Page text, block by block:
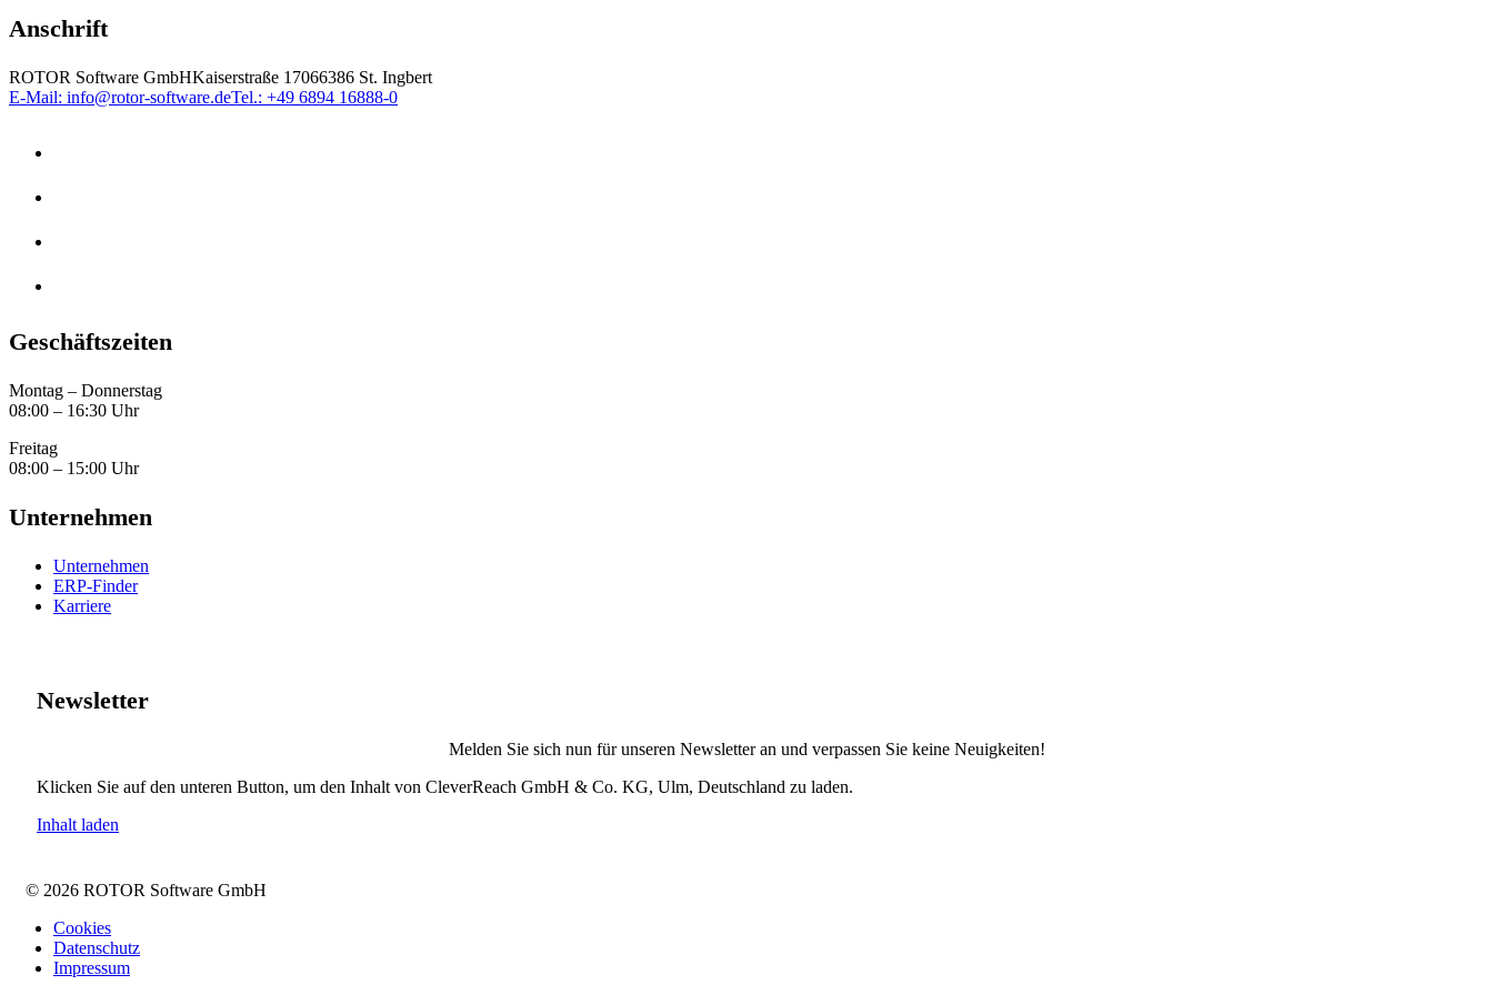
Anschrift
ROTOR Software GmbHKaiserstraße 17066386 St. Ingbert
E-Mail: info@rotor-software.deTel.: +49 6894 16888-0
Geschäftszeiten
Montag – Donnerstag
08:00 – 16:30 Uhr
Freitag
08:00 – 15:00 Uhr
Unternehmen
Unternehmen
ERP-Finder
Karriere
Newsletter
Melden Sie sich nun für unseren Newsletter an und verpassen Sie keine Neuigkeiten!
Klicken Sie auf den unteren Button, um den Inhalt von CleverReach GmbH & Co. KG, Ulm, Deutschland zu laden.
Inhalt laden
© 2026 ROTOR Software GmbH
Cookies
Datenschutz
Impressum